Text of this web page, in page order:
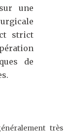
une
strict
de
très